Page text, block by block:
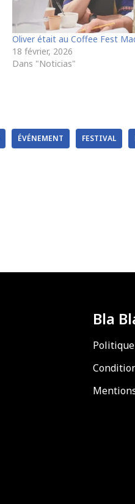
Oliver était au Coffee Fest
18 février, 2026
Dans "Noticias"
ÉVÉNEMENT FESTIVAL
Bla